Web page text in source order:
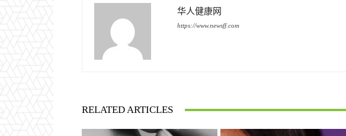
华人健康网
https://www.newsff.com
RELATED ARTICLES